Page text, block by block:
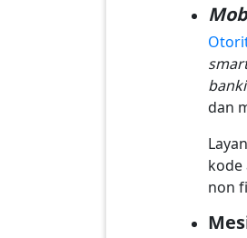
dan
kode
non